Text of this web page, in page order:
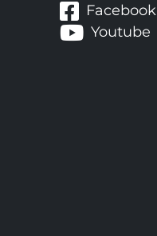
Facebook
Youtube